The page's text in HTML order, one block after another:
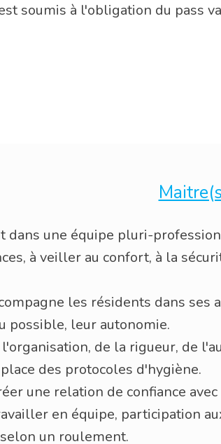
soumis à l'obligation du pass
dans une équipe pluri-
à veiller au confort, à la
les résidents dans
possible, leur autonomie.
de la rigueur, de
des protocoles d'hygiène.
une relation de confiance
en équipe, participation
un roulement.